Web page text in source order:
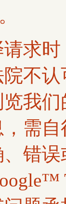
求
不
我
需
错